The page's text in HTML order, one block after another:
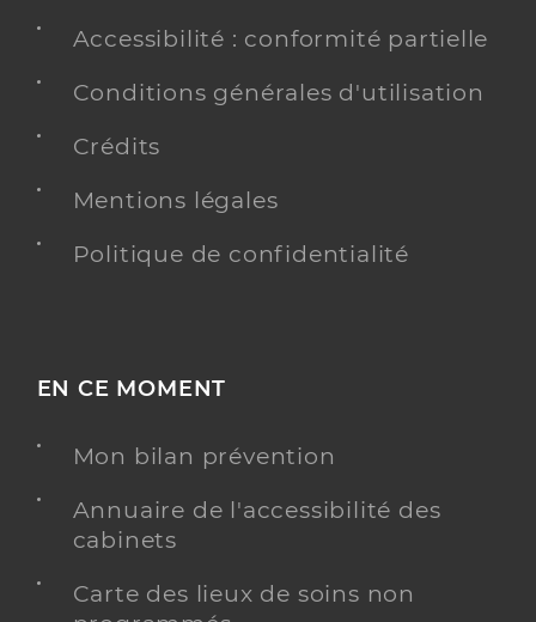
Accessibilité : conformité partielle
Conditions générales d'utilisation
Crédits
Mentions légales
Politique de confidentialité
EN CE MOMENT
Mon bilan prévention
Annuaire de l'accessibilité des
cabinets
Carte des lieux de soins non